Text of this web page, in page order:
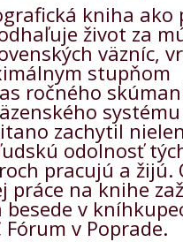
kniha ako
život za
väzníc,
stupňom
ročného
zachytil
odolnosť
pracujú a žijú.
práce na knihe
v
v Poprade.